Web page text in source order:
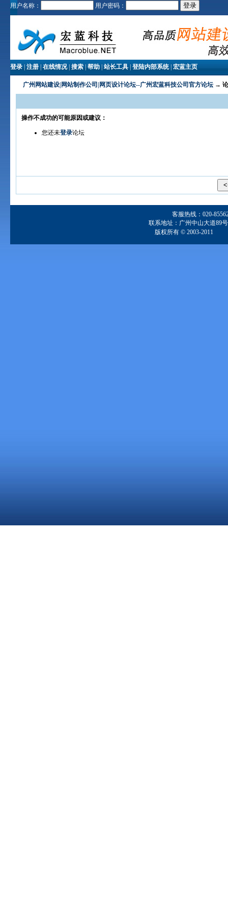
用户名称： 用户密码：
登录| 注册| 在线情况| 搜索| 帮助| 站长工具| 登陆内部系统| 宏蓝主页
广州网站建设|网站制作公司|网页设计论坛--广州宏蓝科技公司官方论坛→ 论
操作不成功的可能原因或建议：
您还未登录论坛
客服热线：020-
联系地址：广州中山大道89
版权所有 © 2003-2011